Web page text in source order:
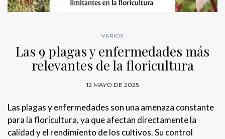
VARIOS
Las 9 plagas y enfermedades más
relevantes de la floricultura
12 MAYO DE 2025
Las plagas y enfermedades son una amenaza constante
para la floricultura, ya que afectan directamente la
calidad y el rendimiento de los cultivos. Su control